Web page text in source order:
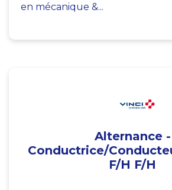
en mécanique &...
Alternance -
Conductrice/
F/H F/H